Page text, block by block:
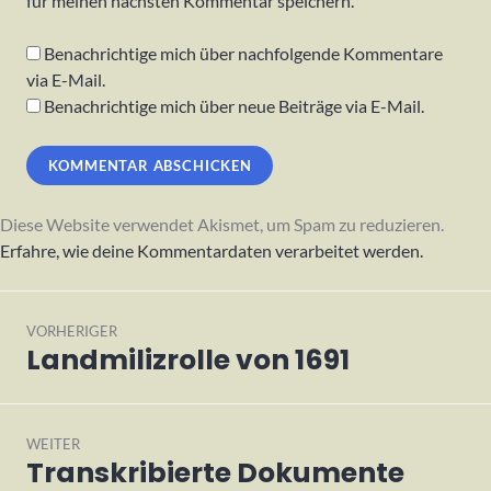
Benachrichtige mich über nachfolgende Kommentare
via E-Mail.
Benachrichtige mich über neue Beiträge via E-Mail.
Diese Website verwendet Akismet, um Spam zu reduzieren.
Erfahre, wie deine Kommentardaten verarbeitet werden.
Beitragsnavigation
VORHERIGER
Vorheriger
Landmilizrolle von 1691
WEITER
Nächster
Transkribierte Dokumente